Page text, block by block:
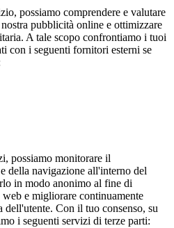
possiamo comprendere e valutare
pubblicità online e ottimizzare
A tale scopo confrontiamo i tuoi
con i seguenti fornitori esterni se
possiamo monitorare il
della navigazione all'interno del
in modo anonimo al fine di
e migliorare continuamente
dell'utente. Con il tuo consenso, su
i seguenti servizi di terze parti: